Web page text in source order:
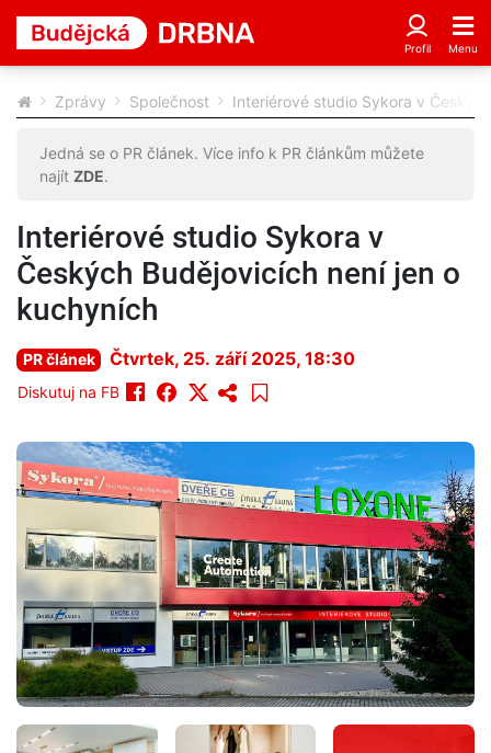
Zprávy Společnost Interiérové studio Sykora v
Jedná se o PR článek. Více info k PR článkům můžete
najít ZDE.
Interiérové studio Sykora v
Českých Budějovicích není jen o
kuchyních
PR článek Čtvrtek, 25. září 2025, 18:30
Diskutuj na FB